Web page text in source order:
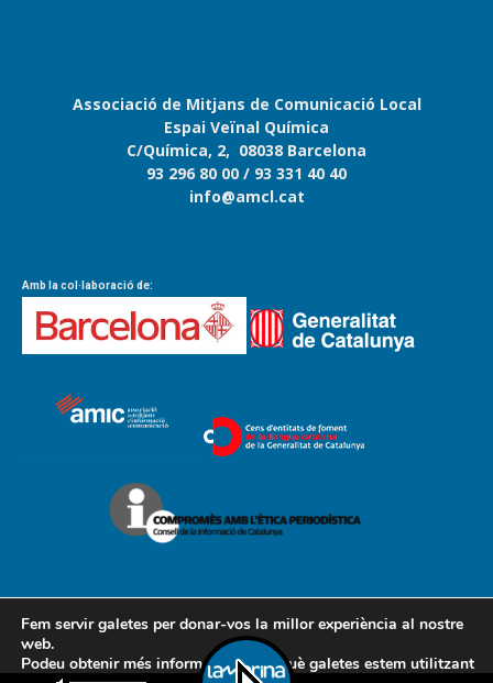
Associació de Mitjans de Comunicació Local
Espai Veïnal Química
C/Química, 2, 08038 Barcelona
93 296 80 00 / 93 331 40 40
info@amcl.cat
Amb la col·laboració de:
Contacte Avís legal Política de cookies
Fem servir galetes per donar-vos la millor experiència al nostre
web.
Podeu obtenir més informació sobre què galetes estem utilitzant